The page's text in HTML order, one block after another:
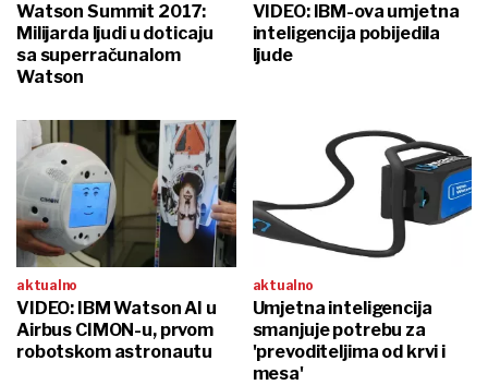
Watson Summit 2017:
Milijarda ljudi u doticaju
sa superračunalom
Watson
VIDEO: IBM-ova umjetna
inteligencija pobijedila
ljude
aktualno
VIDEO: IBM Watson AI u
Airbus CIMON-u, prvom
robotskom astronautu
aktualno
Umjetna inteligencija
smanjuje potrebu za
'prevoditeljima od krvi i
mesa'